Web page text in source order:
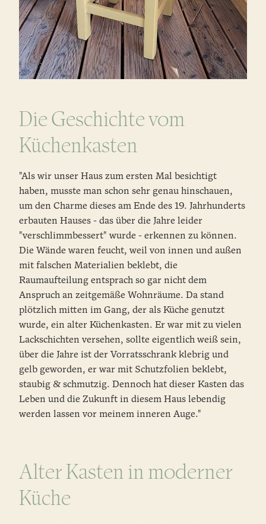
Die Geschichte vom
Küchenkasten
"Als wir unser Haus zum ersten Mal besichtigt
haben, musste man schon sehr genau hinschauen,
um den Charme dieses am Ende des 19. Jahrhunderts
erbauten Hauses - das über die Jahre leider
"verschlimmbessert" wurde - erkennen zu können.
Die Wände waren feucht, weil von innen und außen
mit falschen Materialien beklebt, die
Raumaufteilung entsprach so gar nicht dem
Anspruch an zeitgemäße Wohnräume. Da stand
plötzlich mitten im Gang, der als Küche genutzt
wurde, ein alter Küchenkasten. Er war mit zu vielen
Lackschichten versehen, sollte eigentlich weiß sein,
über die Jahre ist der Vorratsschrank klebrig und
gelb geworden, er war mit Schutzfolien beklebt,
staubig & schmutzig. Dennoch hat dieser Kasten das
Leben und die Zukunft in diesem Haus lebendig
werden lassen vor meinem inneren Auge."
Alter Kasten in moderner
Küche